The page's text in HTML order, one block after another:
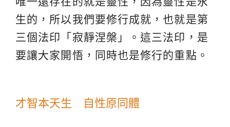
生的，所以我們要修行成就，也就是第
三個法印「寂靜涅槃」。這三法印，是
要讓大家開悟，同時也是修行的重點。
才智本天生 自性原同體